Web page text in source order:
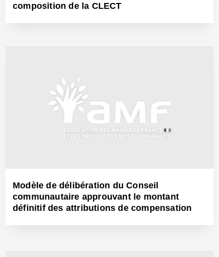
composition de la CLECT
Modèle de délibération du Conseil
communautaire approuvant le montant
définitif des attributions de compensation